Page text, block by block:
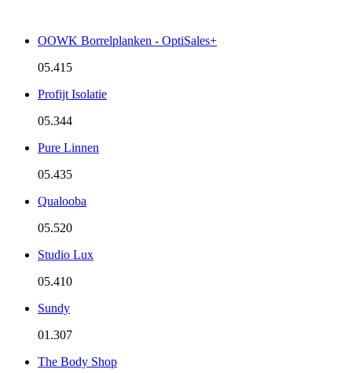
OOWK Borrelplanken - OptiSales+
05.415
Profijt Isolatie
05.344
Pure Linnen
05.435
Qualooba
05.520
Studio Lux
05.410
Sundy
01.307
The Body Shop